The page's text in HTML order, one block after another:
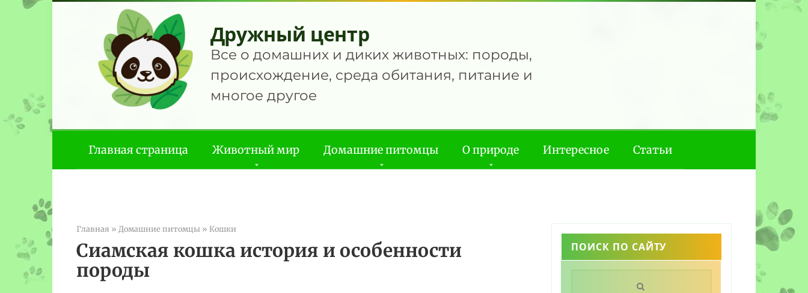
Перейти
Дружный центр
Все о домашних и диких животных: породы,
происхождение, среда обитания, питание и
многое другое
Главная страница Животный мир Домашние питомцы О природе Интересное Статьи
Главная » Домашние питомцы » Кошки
Сиамская кошка история и особенности
породы
ПОИСК ПО САЙТУ